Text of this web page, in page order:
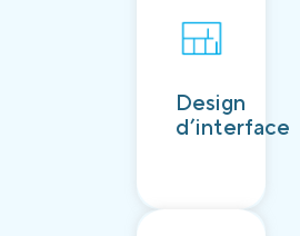
Design
d’interface